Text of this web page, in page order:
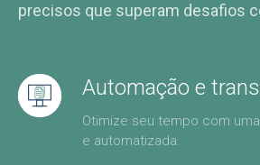
precisos que superam desafios
Automação e
Otimize seu tempo com
e automatizada.